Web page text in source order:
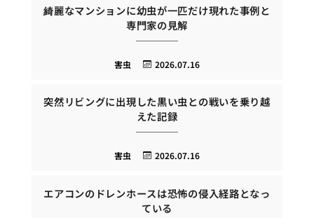
綺麗なマンションに幼虫が一匹だけ現れた事例と
専門家の見解
2026.07.16
害虫
突然リビングに出現した黒い虫との戦いを乗り越
えた記録
2026.07.16
害虫
エアコンのドレンホースは恐怖の侵入経路となっ
ている